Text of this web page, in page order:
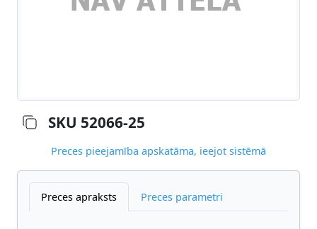
SKU 52066-25
Preces pieejamība apskatāma, ieejot sistēmā
Preces apraksts Preces parametri